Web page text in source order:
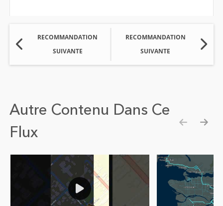
RECOMMANDATION
SUIVANTE
RECOMMANDATION
SUIVANTE
Autre Contenu Dans Ce
Flux